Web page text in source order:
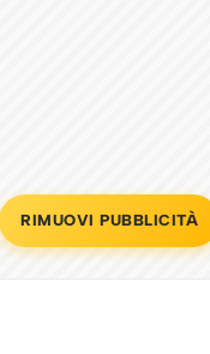
RIMUOVI PUBBLICITÀ